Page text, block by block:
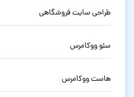
طراحی سایت فروشگاهی
سئو ووکامرس
هاست ووکامرس